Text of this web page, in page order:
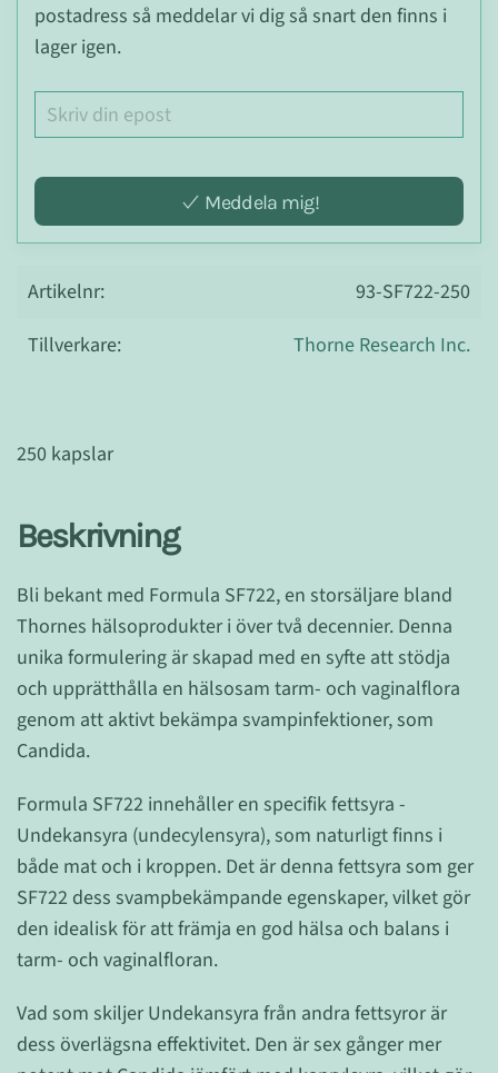
postadress så meddelar vi dig så snart den finns i
lager igen.
Meddela mig!
Artikelnr:
93-SF722-250
Tillverkare:
Thorne Research Inc.
250 kapslar
Beskrivning
Bli bekant med Formula SF722, en storsäljare bland
Thornes hälsoprodukter i över två decennier. Denna
unika formulering är skapad med en syfte att stödja
och upprätthålla en hälsosam tarm- och vaginalflora
genom att aktivt bekämpa svampinfektioner, som
Candida.
Formula SF722 innehåller en specifik fettsyra -
Undekansyra (undecylensyra), som naturligt finns i
både mat och i kroppen. Det är denna fettsyra som ger
SF722 dess svampbekämpande egenskaper, vilket gör
den idealisk för att främja en god hälsa och balans i
tarm- och vaginalfloran.
Vad som skiljer Undekansyra från andra fettsyror är
dess överlägsna effektivitet. Den är sex gånger mer